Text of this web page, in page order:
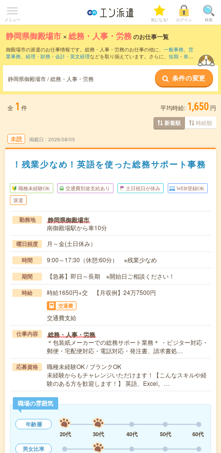
メニュー 気になる! ログイン 検索
静岡県御殿場市 ×総務・人事・労務のお仕事一覧
御殿場市の派遣のお仕事情報です。総務・人事・労務のお仕事の他に、 一般事務、 営
業事務、 経理・財務・会計・英文経理などを取り揃えています。さらに、 短期 ・ 単発
静岡県御殿場市 / 総務・人事・労務 条件の変更
全 1 件 平均時給: 1,650 円
新着順 時給順
未読 掲載日 2026/08/05
！残業少なめ！英語を使った総務サポート事務
職種未経験OK 交通費別途支給あり 土日祝日が休み WEB登録OK
派遣
勤務地 静岡県御殿場市
南御殿場駅から車10分
曜日頻度 月～金(土日休み）
時間 9:00～17:30（休憩:60分） ※残業少なめ
期間 【急募】即日～長期 ※開始日ご相談ください！
時給 時給1650円+交 【月収例】24万7500円
交通費
交通費支給
仕事内容 総務・人事・労務
＊包装紙メーカーでの総務サポート業務＊ ・ビジター対応・
郵便・宅配便対応・電話対応・発注書、請求書処…
応募資格
職種未経験OK / ブランクOK
未経験からもチャレンジいただけます！【こんなスキルや経
験のある方を歓迎します！】 英語、Excel。…
職場の雰囲気
年齢層
20代
30代 40代 50代
60代
男女比率